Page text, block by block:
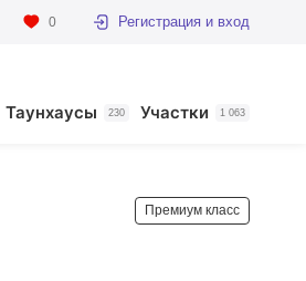
0 Регистрация и вход
Таунхаусы 230 Участки 1 063
Премиум класс